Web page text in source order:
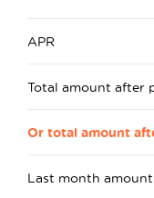
APR
Total amount after
Or total amount
Last month amount